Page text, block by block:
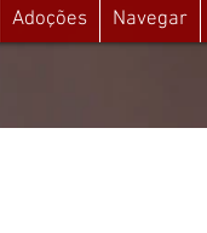
Adoções Navegar